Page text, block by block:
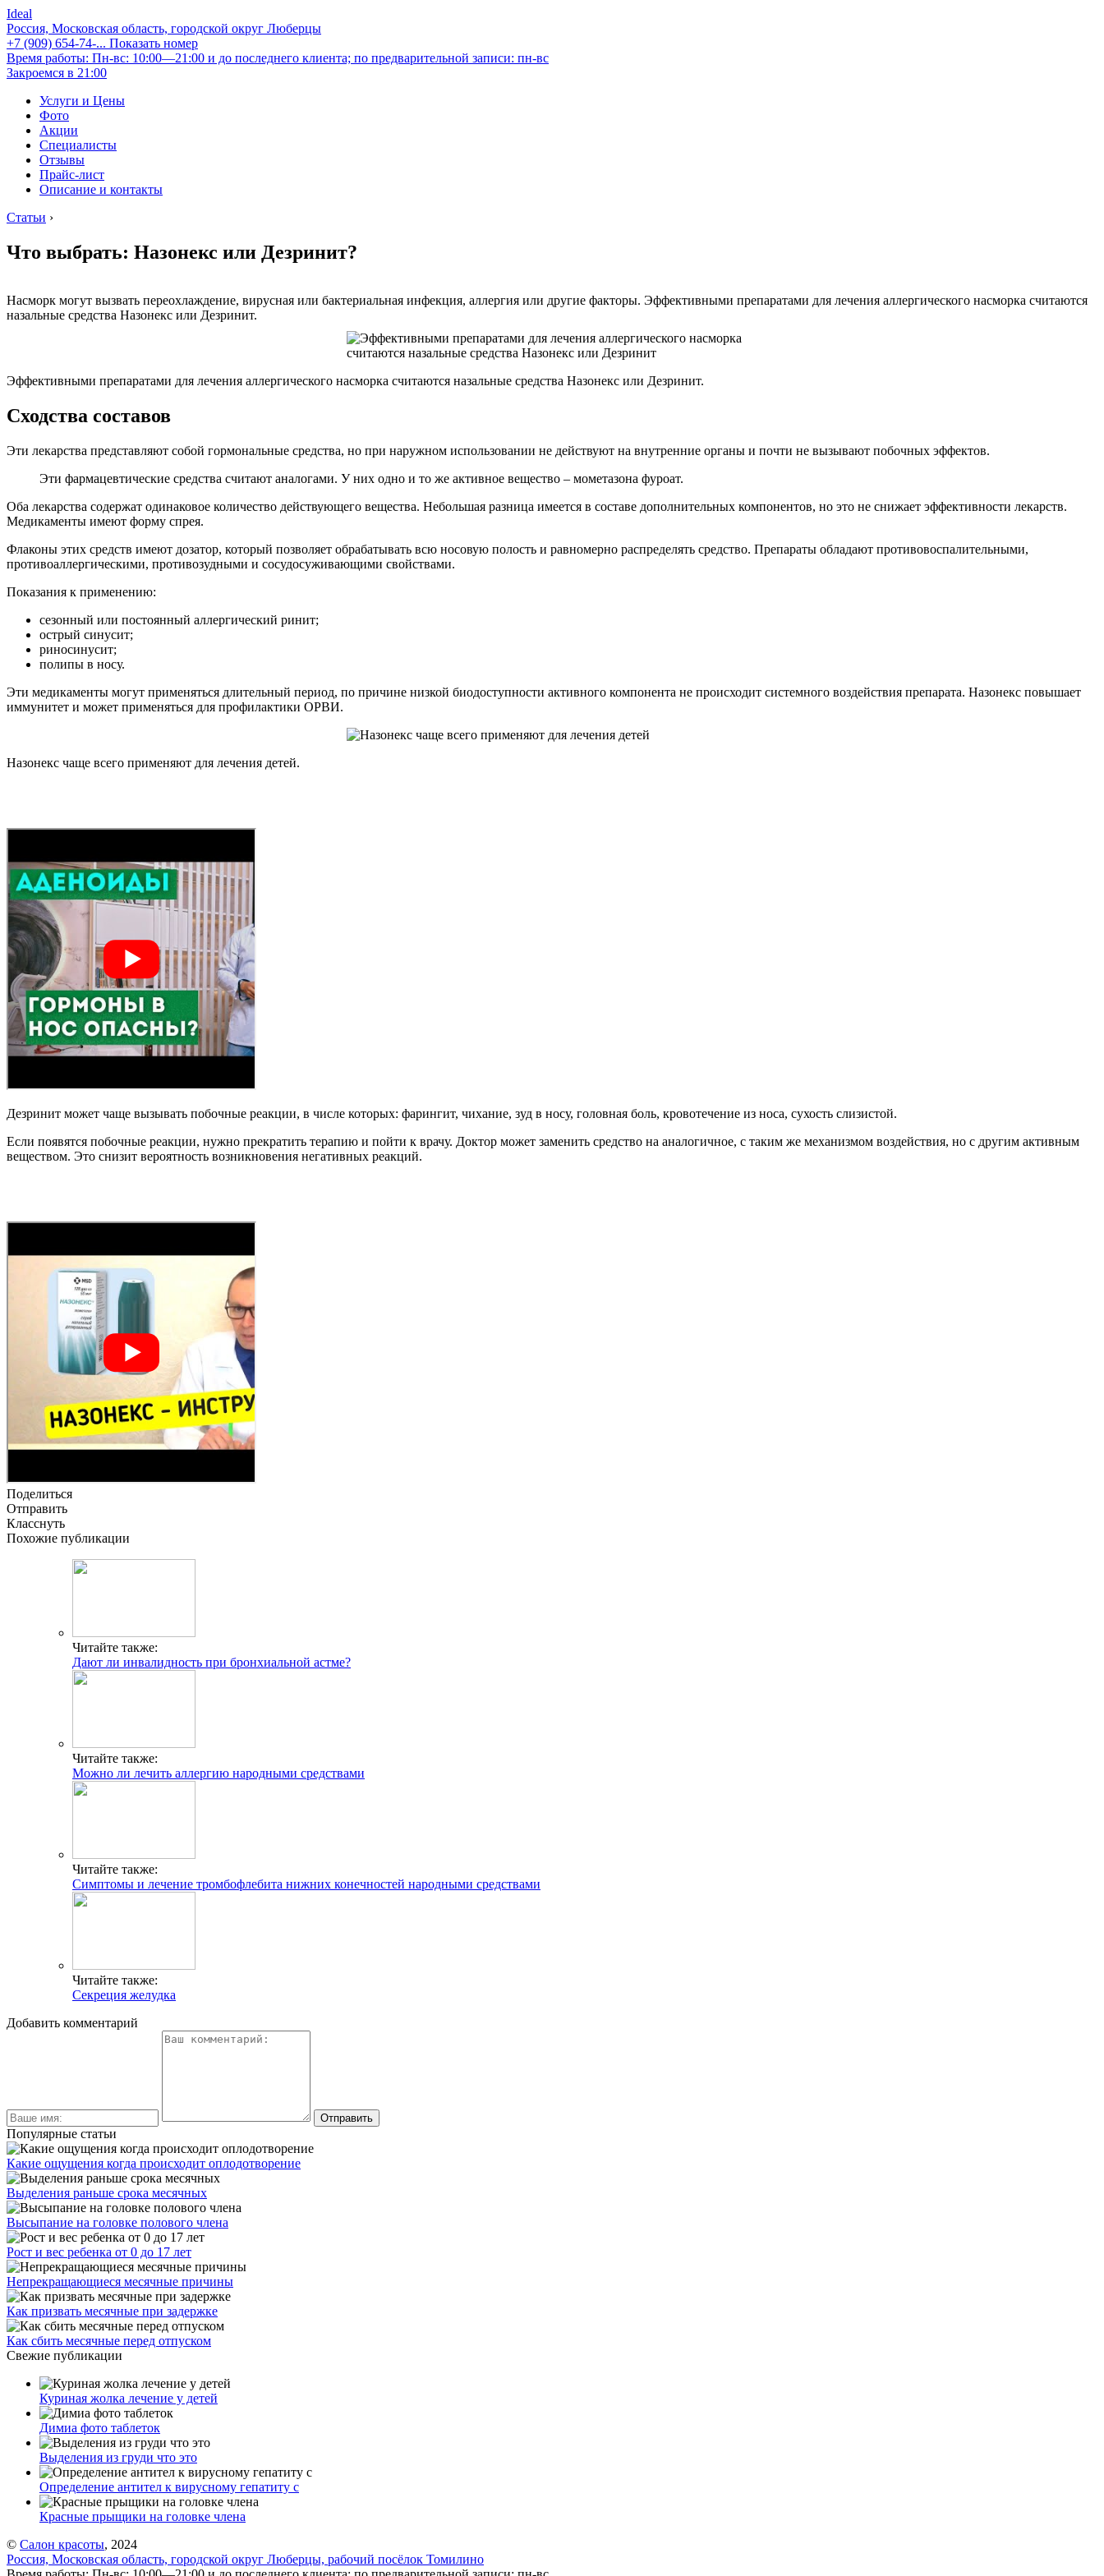
Ideal
Россия, Московская область, городской округ Люберцы
+7 (909) 654-74-... Показать номер
Время работы: Пн-вс: 10:00—21:00 и до последнего клиента; по предварительной записи: пн-вс
Закроемся в 21:00
Услуги и Цены
Фото
Акции
Специалисты
Отзывы
Прайс-лист
Описание и контакты
Статьи ›
Что выбрать: Назонекс или Дезринит?
Насморк могут вызвать переохлаждение, вирусная или бактериальная инфекция, аллергия или другие факторы. Эффективными препаратами для лечения аллергического насморка считаются
назальные средства Назонекс или Дезринит.
Эффективными препаратами для лечения аллергического насморка считаются назальные средства Назонекс или Дезринит.
Сходства составов
Эти лекарства представляют собой гормональные средства, но при наружном использовании не действуют на внутренние органы и почти не вызывают побочных эффектов.
Эти фармацевтические средства считают аналогами. У них одно и то же активное вещество – мометазона фуроат.
Оба лекарства содержат одинаковое количество действующего вещества. Небольшая разница имеется в составе дополнительных компонентов, но это не снижает эффективности лекарств.
Медикаменты имеют форму спрея.
Флаконы этих средств имеют дозатор, который позволяет обрабатывать всю носовую полость и равномерно распределять средство. Препараты обладают противовоспалительными,
противоаллергическими, противозудными и сосудосуживающими свойствами.
Показания к применению:
сезонный или постоянный аллергический ринит;
острый синусит;
риносинусит;
полипы в носу.
Эти медикаменты могут применяться длительный период, по причине низкой биодоступности активного компонента не происходит системного воздействия препарата. Назонекс повышает
иммунитет и может применяться для профилактики ОРВИ.
Назонекс чаще всего применяют для лечения детей.
Дезринит может чаще вызывать побочные реакции, в числе которых: фарингит, чихание, зуд в носу, головная боль, кровотечение из носа, сухость слизистой.
Если появятся побочные реакции, нужно прекратить терапию и пойти к врачу. Доктор может заменить средство на аналогичное, с таким же механизмом воздействия, но с другим активным
веществом. Это снизит вероятность возникновения негативных реакций.
Поделиться
Отправить
Класснуть
Похожие публикации
Читайте также:
Дают ли инвалидность при бронхиальной астме?
Читайте также:
Можно ли лечить аллергию народными средствами
Читайте также:
Симптомы и лечение тромбофлебита нижних конечностей народными средствами
Читайте также:
Секреция желудка
Добавить комментарий
Популярные статьи
Какие ощущения когда происходит оплодотворение
Выделения раньше срока месячных
Высыпание на головке полового члена
Рост и вес ребенка от 0 до 17 лет
Непрекращающиеся месячные причины
Как призвать месячные при задержке
Как сбить месячные перед отпуском
Свежие публикации
Куриная жолка лечение у детей
Димиа фото таблеток
Выделения из груди что это
Определение антител к вирусному гепатиту с
Красные прыщики на головке члена
© Салон красоты, 2024
Россия, Московская область, городской округ Люберцы, рабочий посёлок Томилино